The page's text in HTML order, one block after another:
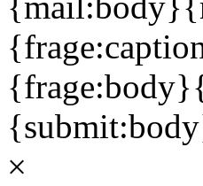
{frage:body}
×